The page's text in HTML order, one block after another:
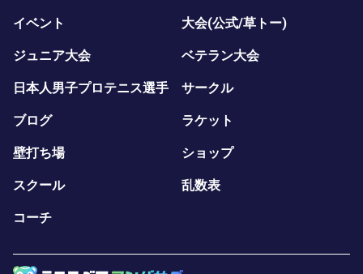
イベント 大会(公式/草トー)
ジュニア大会 ベテラン大会
日本人男子プロテニス選手 サークル
ブログ ラケット
壁打ち場 ショップ
スクール 乱数表
コーチ